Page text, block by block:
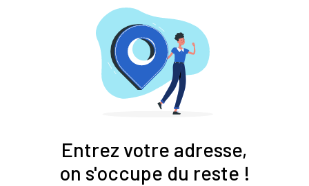
Entrez votre adresse,
on s'occupe du reste !